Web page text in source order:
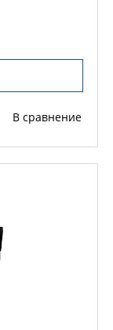
В сравнение